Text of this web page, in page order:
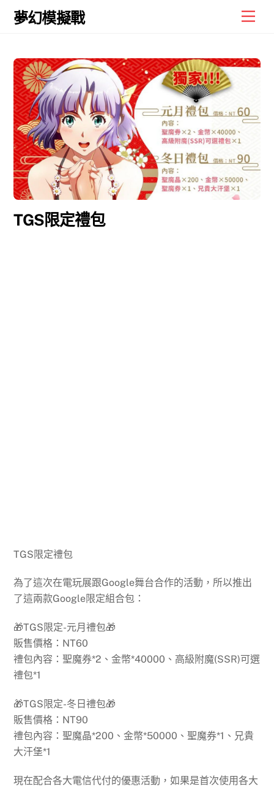
Skip
夢幻模擬戰
TGS限定禮包
TGS限定禮包
為了這次在電玩展跟Google舞台合作的活動，所以推出
了這兩款Google限定組合包：
🎁TGS限定-元月禮包🎁
販售價格：NT60
禮包內容：聖魔券*2、金幣*40000、高級附魔(SSR)可選
禮包*1
🎁TGS限定-冬日禮包🎁
販售價格：NT90
禮包內容：聖魔晶*200、金幣*50000、聖魔券*1、兄貴
大汗堡*1
現在配合各大電信代付的優惠活動，如果是首次使用各大